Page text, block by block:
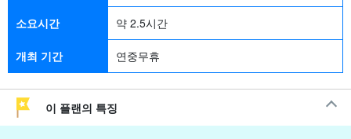
소요시간 약 2.5시간
개최 기간 연중무휴
이 플랜의 특징